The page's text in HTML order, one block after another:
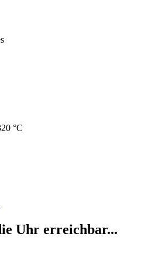
°C
Uhr erreichbar...